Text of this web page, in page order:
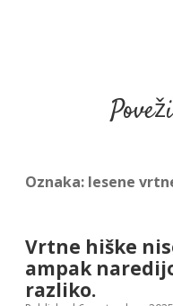
Oznaka: lesene
Vrtne hiške
ampak
razliko.